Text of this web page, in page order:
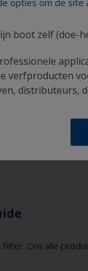
aangroei.
nylon-
worden
gaat.
Om alle
boot zelf (doe-
verfproducten
distributeurs,